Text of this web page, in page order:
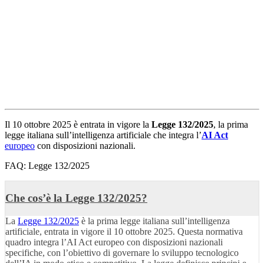
Il 10 ottobre 2025 è entrata in vigore la Legge 132/2025, la prima
legge italiana sull’intelligenza artificiale che integra l’AI Act
europeo con disposizioni nazionali.
FAQ: Legge 132/2025
Che cos’è la Legge 132/2025?
La Legge 132/2025 è la prima legge italiana sull’intelligenza
artificiale, entrata in vigore il 10 ottobre 2025. Questa normativa
quadro integra l’AI Act europeo con disposizioni nazionali
specifiche, con l’obiettivo di governare lo sviluppo tecnologico